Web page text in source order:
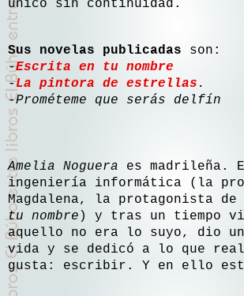
único sin continuidad.
Sus novelas publicadas
son:
-Escrita en tu nombre
-La pintora de estrellas .
-Prométeme que serás delfín
Amelia Noguera es madrileña.
ingeniería informática (la
Magdalena, la protagonista de
tu nombre ) y tras un tiempo
aquello no era lo suyo, dio un
vida y se dedicó a lo que
gusta: escribir. Y en ello